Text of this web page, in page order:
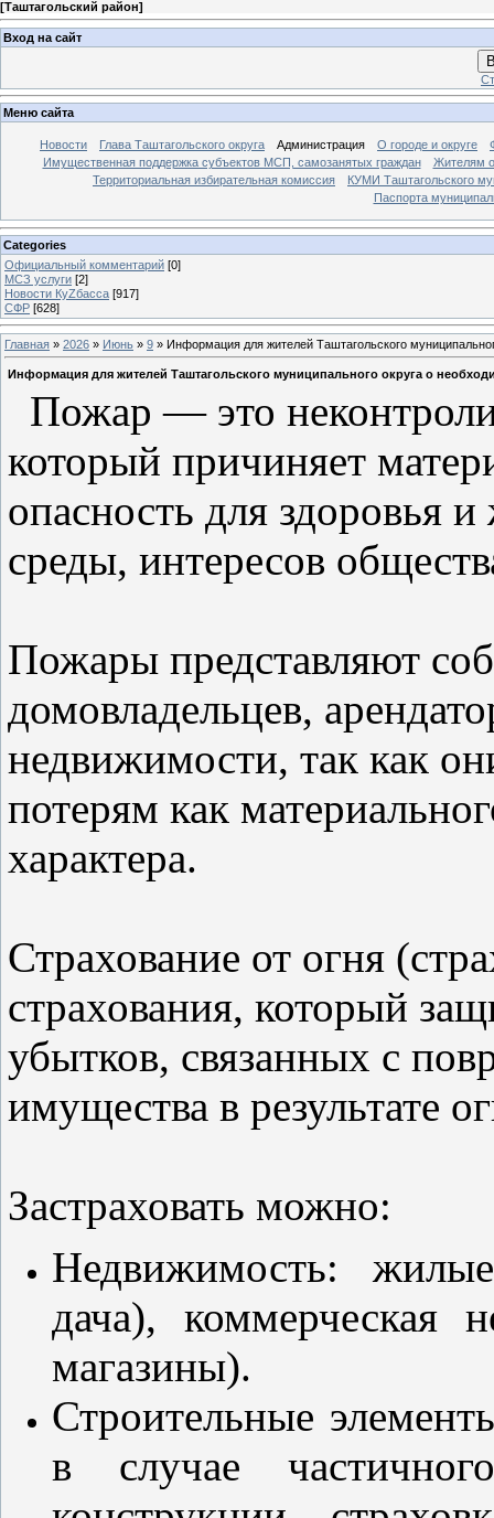
[Таштагольский район]
Вход на сайт
Меню сайта
Новости Глава Таштагольского округа Администрация О городе и округе
Имущественная поддержка субъектов МСП, самозанятых граждан
Жителям
Территориальная избирательная комиссия
КУМИ Таштагольского
Паспорта
Categories
Официальный комментарий [0]
МСЗ услуги [2]
Новости КуZбасса [917]
СФР [628]
Главная » 2026 » Июнь » 9 » Информация для жителей Таштагольского
Информация для жителей Таштагольского муниципального округа о
Пожар — это
который причиняет
опасность для здоровья
среды, интересов
Пожары представляют
домовладельцев,
недвижимости, так как
потерям как
характера.
Страхование от огня
страхования, который
убытков, связанных с
имущества в результате
Застраховать можно:
Недвижимость:
дача), коммерческая
магазины).
Строительные
в случае